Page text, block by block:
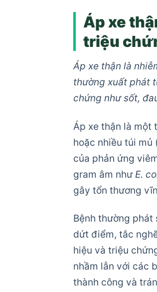
Áp xe
triệu
Áp xe thận là
thường xuất phát
chứng như sốt,
Áp xe thận là một
hoặc nhiều túi mủ
của phản ứng
gram âm như E.
gây tổn thương
Bệnh thường
dứt điểm, tắc
hiệu và triệu
nhầm lẫn với các
thành công và